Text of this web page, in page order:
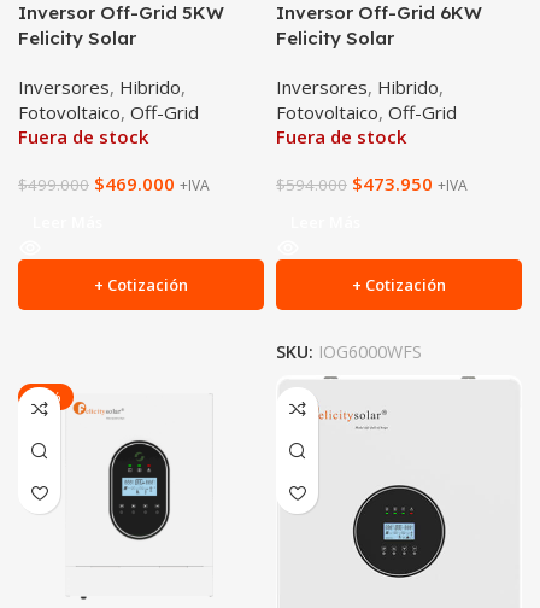
Inversor Off-Grid 5KW
Felicity Solar
Inversores, Hibrido,
Fotovoltaico, Off-Grid
Fuera de stock
$499.000 $469.000 +IVA
+ Cotización
Inversor Off-Grid 6KW
Felicity Solar
Inversores, Hibrido,
Fotovoltaico, Off-Grid
Fuera de stock
$594.000 $473.950 +IVA
+ Cotización
SKU: IOG6000WFS
-41%